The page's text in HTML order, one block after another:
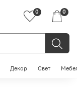
0 0
Декор Свет